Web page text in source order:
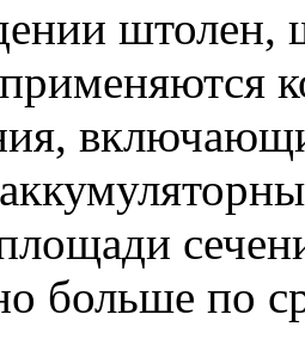
штолен,
больше по